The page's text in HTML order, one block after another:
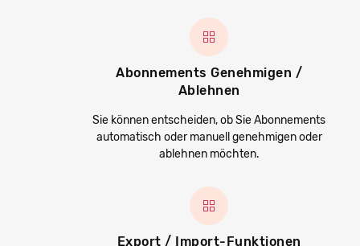
Abonnements Genehmigen /
Ablehnen
Sie können entscheiden, ob Sie Abonnements
automatisch oder manuell genehmigen oder
ablehnen möchten.
Export / Import-Funktionen